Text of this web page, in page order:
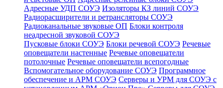
Адресные УДП СОУЭ Изоляторы КЗ линий СОУЭ
Радиорасширители и ретрансляторы СОУЭ
Радиоканальные звуковые ОП Блоки контроля
неадресной звуковой СОУЭ
Пусковые блоки СОУЭ Блоки речевой СОУЭ Речевые
оповещатели настенные Речевые оповещатели
потолочные Речевые оповещатели всепогодные
Вспомогательное оборудование СОУЭ Программное
обеспечение и АРМ СОУЭ Серверы и УРМ для СОУЭ с